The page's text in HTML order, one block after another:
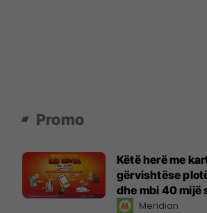
Promo
Këtë herë me
gërvishtëse
dhe mbi 40 mijë
instant!Meridian